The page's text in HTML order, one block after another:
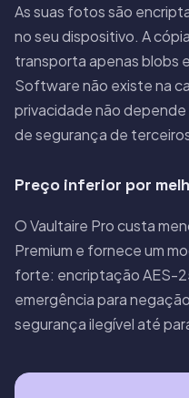
As suas fotos são
no seu dispositivo. A
transporta apenas blobs
Software não existe na
privacidade não
de segurança de
Preço inferior por
O Vaultaire Pro custa
Premium e fornece um
forte: encriptação AES-
emergência para
segurança ilegível até